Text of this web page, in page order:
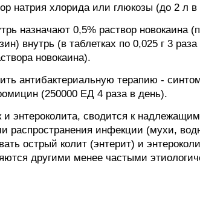
натрия хлорида или глюкозы (до 2 л в
назначают 0,5% раствор новокаина
внутрь (в таблетках по 0,025 г 3
новокаина).
антибактериальную терапию -
(250000 ЕД 4 раза в день).
и энтероколита, сводится к
распространения инфекции (мухи,
острый колит (энтерит) и
другими менее частыми